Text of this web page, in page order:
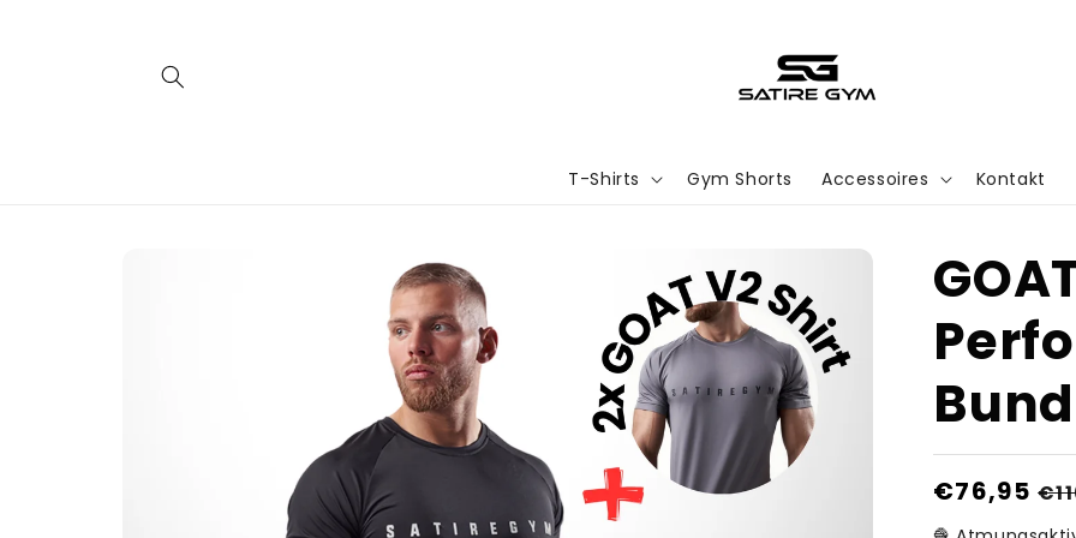
T-Shirts Gym Shorts Accessoires Kontakt
Normaler
Preis
€76,95